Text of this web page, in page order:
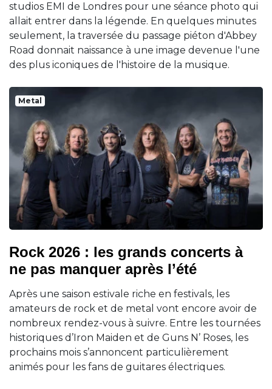
studios EMI de Londres pour une séance photo qui
allait entrer dans la légende. En quelques minutes
seulement, la traversée du passage piéton d'Abbey
Road donnait naissance à une image devenue l'une
des plus iconiques de l'histoire de la musique.
Metal
Rock 2026 : les grands concerts à
ne pas manquer après l’été
Après une saison estivale riche en festivals, les
amateurs de rock et de metal vont encore avoir de
nombreux rendez-vous à suivre. Entre les tournées
historiques d’Iron Maiden et de Guns N’ Roses, les
prochains mois s’annoncent particulièrement
animés pour les fans de guitares électriques.